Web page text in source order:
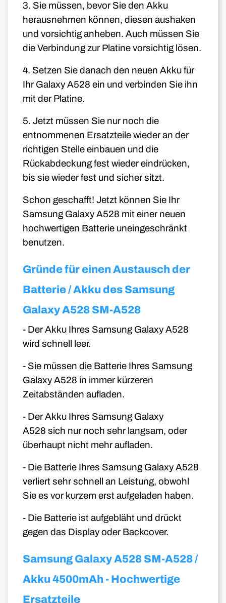
3. Sie müssen, bevor Sie den Akku
herausnehmen können, diesen aushaken
und vorsichtig anheben. Auch müssen Sie
die Verbindung zur Platine vorsichtig lösen.
4. Setzen Sie danach den neuen Akku für
Ihr Galaxy A528 ein und verbinden Sie ihn
mit der Platine.
5. Jetzt müssen Sie nur noch die
entnommenen Ersatzteile wieder an der
richtigen Stelle einbauen und die
Rückabdeckung fest wieder eindrücken,
bis sie wieder fest und sicher sitzt.
Schon geschafft! Jetzt können Sie Ihr
Samsung Galaxy A528 mit einer neuen
hochwertigen Batterie uneingeschränkt
benutzen.
Gründe für einen Austausch der
Batterie / Akku des Samsung
Galaxy A528 SM-A528
- Der Akku Ihres Samsung Galaxy A528
wird schnell leer.
- Sie müssen die Batterie Ihres Samsung
Galaxy A528 in immer kürzeren
Zeitabständen aufladen.
- Der Akku Ihres Samsung Galaxy
A528 sich nur noch sehr langsam, oder
überhaupt nicht mehr aufladen.
- Die Batterie Ihres Samsung Galaxy A528
verliert sehr schnell an Leistung, obwohl
Sie es vor kurzem erst aufgeladen haben.
- Die Batterie ist aufgebläht und drückt
gegen das Display oder Backcover.
Samsung Galaxy A528 SM-A528 /
Akku 4500mAh - Hochwertige
Ersatzteile